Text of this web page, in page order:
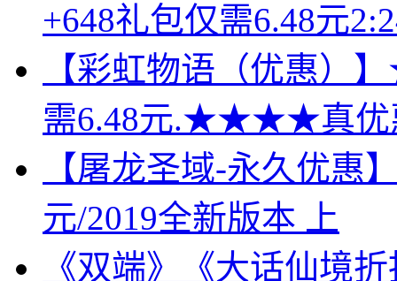
+648礼包仅需6.48元
【彩虹物语（优惠）
需6.48元.★★★★真
【屠龙圣域-永久优惠
元/2019全新版本 上
《双端》《大话仙境